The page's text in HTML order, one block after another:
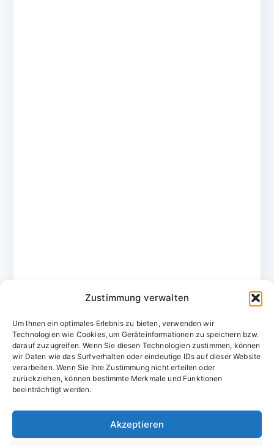
Zustimmung verwalten
Um Ihnen ein optimales Erlebnis zu bieten, verwenden wir
Technologien wie Cookies, um Geräteinformationen zu speichern bzw.
darauf zuzugreifen. Wenn Sie diesen Technologien zustimmen, können
wir Daten wie das Surfverhalten oder eindeutige IDs auf dieser Website
verarbeiten. Wenn Sie Ihre Zustimmung nicht erteilen oder
zurückziehen, können bestimmte Merkmale und Funktionen
beeinträchtigt werden.
Akzeptieren
Domainvergabestelle.de